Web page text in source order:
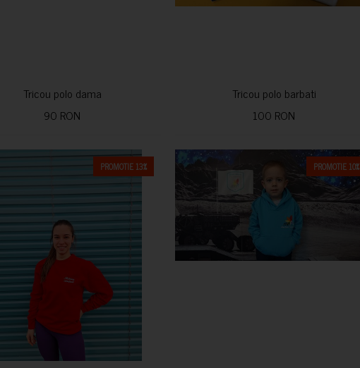
Tricou polo dama
90 RON
Tricou polo barbati
100 RON
PROMOTIE 13%
CUMPARA
PROMOTIE 10%